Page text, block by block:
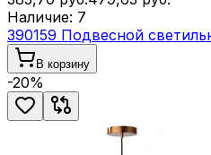
Наличие: 7
390159 Подвесной
В корзину
-20%